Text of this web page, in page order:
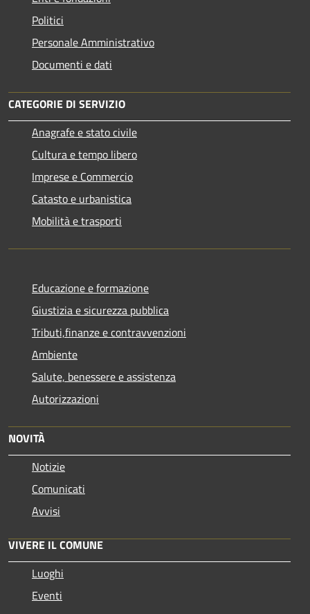
Politici
Personale Amministrativo
Documenti e dati
CATEGORIE DI SERVIZIO
Anagrafe e stato civile
Cultura e tempo libero
Imprese e Commercio
Catasto e urbanistica
Mobilità e trasporti
Educazione e formazione
Giustizia e sicurezza pubblica
Tributi,finanze e contravvenzioni
Ambiente
Salute, benessere e assistenza
Autorizzazioni
NOVITÀ
Notizie
Comunicati
Avvisi
VIVERE IL COMUNE
Luoghi
Eventi